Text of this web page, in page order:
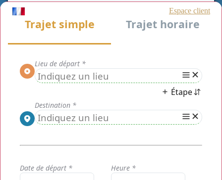
************************************
Chauffeur Privé Paris
est un service de transport de
personnes exceptionnel dédié aux particuliers résidant,
France et alentours.
Nous proposons unService moins cher qu'un taxi IDF
sur mesure, ce qui est notre avantage majeur. Notre
prestation est totalement personnalisée, à petit prix et
adaptée aux besoins de chaque usager ou groupe
d'usagers.
Chauffeur privé Parisest composé d'une équipe de